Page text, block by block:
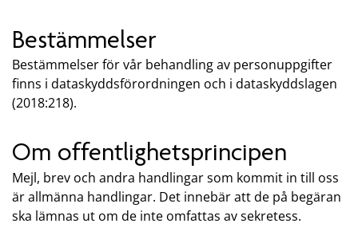
Bestämmelser
Bestämmelser för vår behandling av personuppgifter
finns i dataskyddsförordningen och i dataskyddslagen
(2018:218).
Om offentlighetsprincipen
Mejl, brev och andra handlingar som kommit in till oss
är allmänna handlingar. Det innebär att de på begäran
ska lämnas ut om de inte omfattas av sekretess.